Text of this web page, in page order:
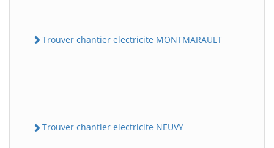
Trouver chantier electricite MONTMARAULT
Trouver chantier electricite NEUVY